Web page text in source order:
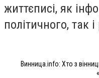
життєписі, як
політичного, так
Винница.info: Хто з